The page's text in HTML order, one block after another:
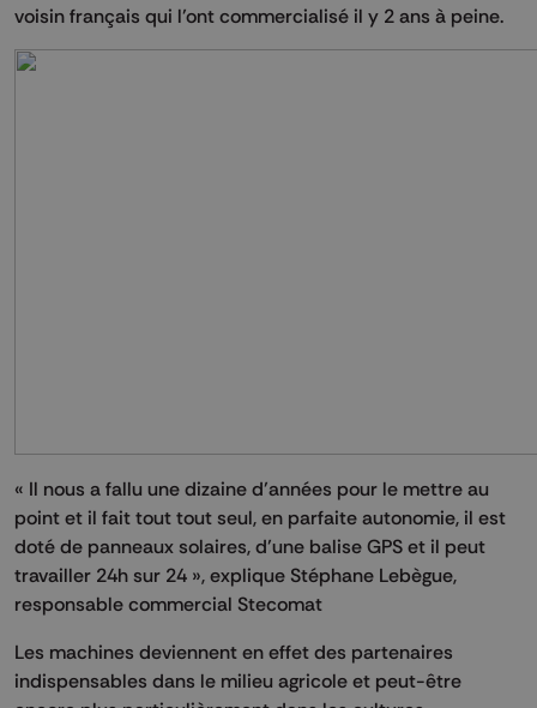
voisin français qui l’ont commercialisé il y 2 ans à peine.
« Il nous a fallu une dizaine d’années pour le mettre au
point et il fait tout tout seul, en parfaite autonomie, il est
doté de panneaux solaires, d’une balise GPS et il peut
travailler 24h sur 24 », explique Stéphane Lebègue,
responsable commercial Stecomat
Les machines deviennent en effet des partenaires
indispensables dans le milieu agricole et peut-être